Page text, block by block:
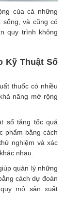
của cả những
và cũng có
quy trình không
Kỹ Thuật Số
thuốc có nhiều
năng mở rộng
số tăng tốc quá
phẩm bằng cách
nghiệm và xác
nhau.
quản lý những
cách dự đoán
mô sản xuất